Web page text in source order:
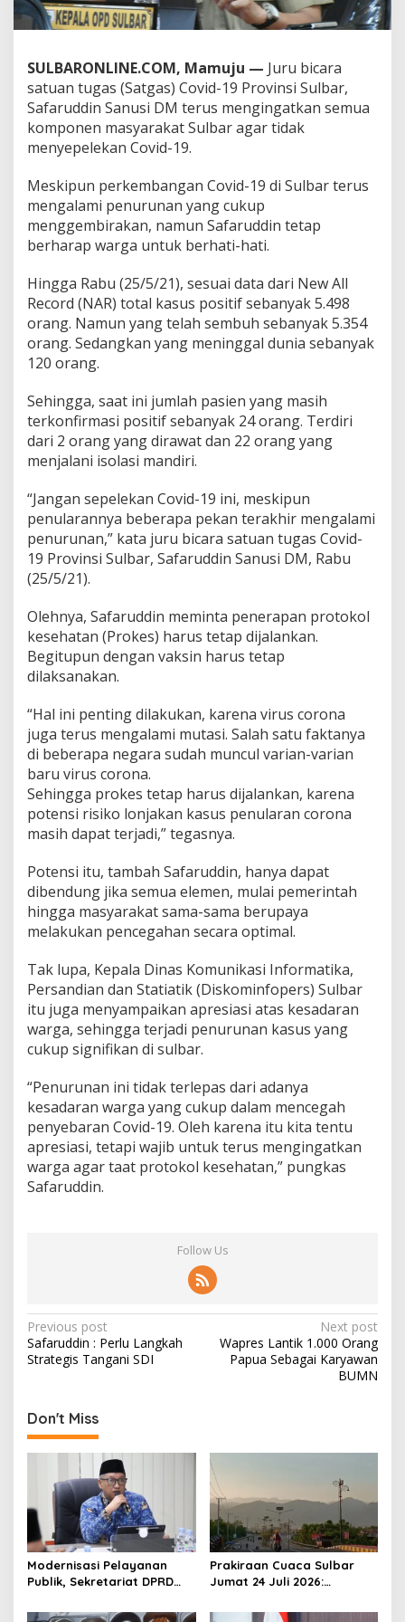
,
P
o
k
e
s
H
a
r
s
T
e
t
a
D
i
p
a
t
i
SULBARONLINE.COM, Mamuju — Juru bicara
satuan tugas (Satgas) Covid-19 Provinsi Sulbar,
Safaruddin Sanusi DM terus mengingatkan semua
komponen masyarakat Sulbar agar tidak
menyepelekan Covid-19.
Meskipun perkembangan Covid-19 di Sulbar terus
mengalami penurunan yang cukup
menggembirakan, namun Safaruddin tetap
berharap warga untuk berhati-hati.
Hingga Rabu (25/5/21), sesuai data dari New All
Record (NAR) total kasus positif sebanyak 5.498
orang. Namun yang telah sembuh sebanyak 5.354
orang. Sedangkan yang meninggal dunia sebanyak
120 orang.
Sehingga, saat ini jumlah pasien yang masih
terkonfirmasi positif sebanyak 24 orang. Terdiri
dari 2 orang yang dirawat dan 22 orang yang
menjalani isolasi mandiri.
“Jangan sepelekan Covid-19 ini, meskipun
penularannya beberapa pekan terakhir mengalami
penurunan,” kata juru bicara satuan tugas Covid-
19 Provinsi Sulbar, Safaruddin Sanusi DM, Rabu
(25/5/21).
Olehnya, Safaruddin meminta penerapan protokol
kesehatan (Prokes) harus tetap dijalankan.
Begitupun dengan vaksin harus tetap
dilaksanakan.
“Hal ini penting dilakukan, karena virus corona
juga terus mengalami mutasi. Salah satu faktanya
di beberapa negara sudah muncul varian-varian
baru virus corona.
Sehingga prokes tetap harus dijalankan, karena
potensi risiko lonjakan kasus penularan corona
masih dapat terjadi,” tegasnya.
Potensi itu, tambah Safaruddin, hanya dapat
dibendung jika semua elemen, mulai pemerintah
hingga masyarakat sama-sama berupaya
melakukan pencegahan secara optimal.
Tak lupa, Kepala Dinas Komunikasi Informatika,
Persandian dan Statiatik (Diskominfopers) Sulbar
itu juga menyampaikan apresiasi atas kesadaran
warga, sehingga terjadi penurunan kasus yang
cukup signifikan di sulbar.
“Penurunan ini tidak terlepas dari adanya
kesadaran warga yang cukup dalam mencegah
penyebaran Covid-19. Oleh karena itu kita tentu
apresiasi, tetapi wajib untuk terus mengingatkan
warga agar taat protokol kesehatan,” pungkas
Safaruddin.
Follow Us
P
o
t
n
a
i
g
a
t
i
Previous post
Safaruddin : Perlu Langkah
Strategis Tangani SDI
Next post
Wapres Lantik 1.000 Orang
Papua Sebagai Karyawan
BUMN
Don't Miss
Modernisasi Pelayanan
Publik, Sekretariat DPRD
Luncurkan Aplikasi SIPAKDE
Prakiraan Cuaca Sulbar
Jumat 24 Juli 2026:
Daerah Pesisir Cerah